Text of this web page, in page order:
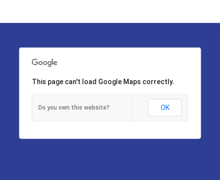
This page can't load Google Maps correctly.
Do you own this website? OK